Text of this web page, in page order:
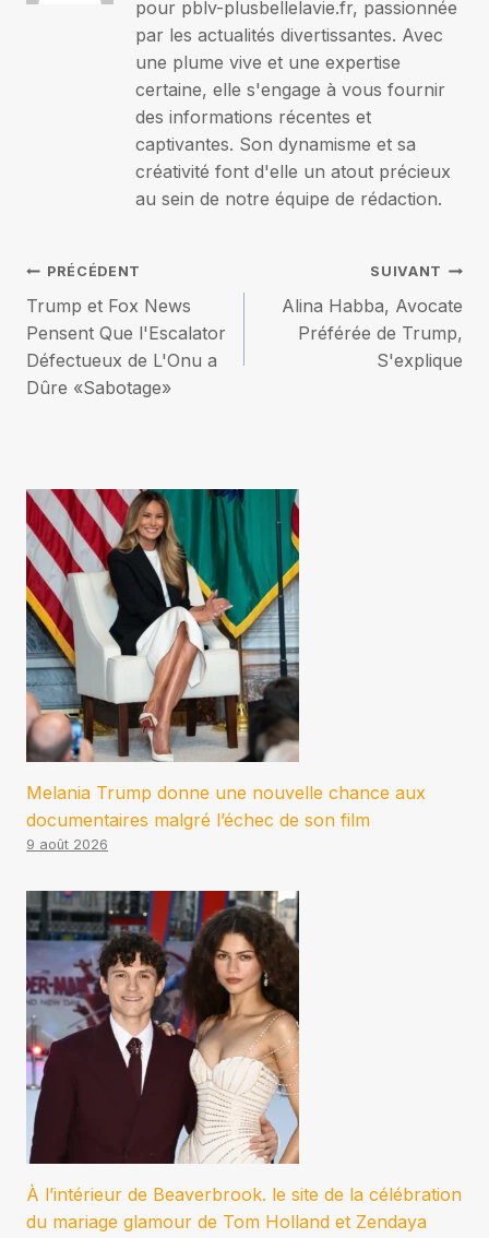
pour pblv-plusbellelavie.fr, passionnée
par les actualités divertissantes. Avec
une plume vive et une expertise
certaine, elle s'engage à vous fournir
des informations récentes et
captivantes. Son dynamisme et sa
créativité font d'elle un atout précieux
au sein de notre équipe de rédaction.
Navigation
de
l’article
PRÉCÉDENT
Trump et Fox News
Pensent Que l'Escalator
Défectueux de L'Onu a
Dûre «Sabotage»
SUIVANT
Alina Habba, Avocate
Préférée de Trump,
S'explique
Melania Trump donne une nouvelle chance aux
documentaires malgré l’échec de son film
9 août 2026
À l’intérieur de Beaverbrook. le site de la célébration
du mariage glamour de Tom Holland et Zendaya